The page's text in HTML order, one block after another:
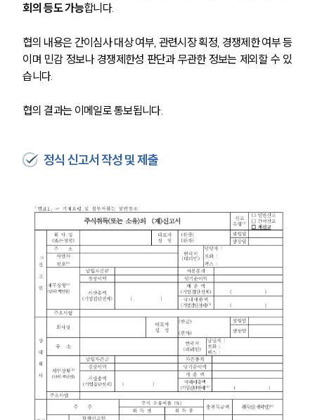
회의 등도 가능합니다.
협의 내용은 간이심사 대상 여부, 관련시장 획정, 경쟁제한 여부 등
이며 민감 정보나 경쟁제한성 판단과 무관한 정보는 제외할 수 있
습니다.
협의 결과는 이메일로 통보됩니다.
정식 신고서 작성 및 제출